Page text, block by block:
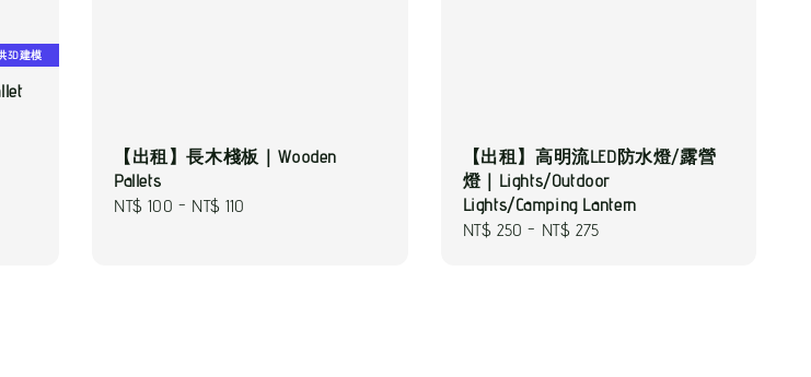
3D建模
【出租】長木棧板｜Wooden
Pallets
Regular
NT$ 100 - NT$ 110
【出租】高明流LED防水燈/露營
燈｜Lights/Outdoor
Lights/Camping Lantern
Regular
NT$ 250 - NT$ 275